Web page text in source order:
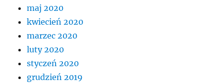
maj 2020
kwiecień 2020
marzec 2020
luty 2020
styczeń 2020
grudzień 2019